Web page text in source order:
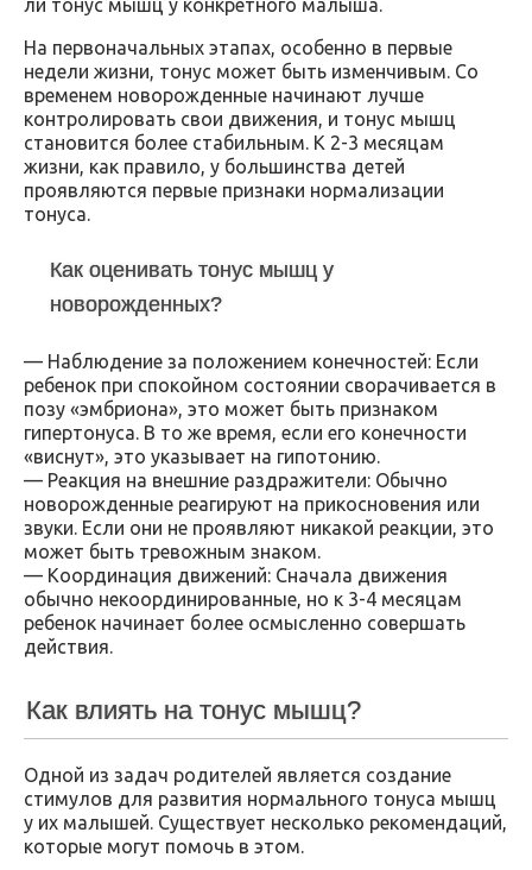
ли тонус мышц у конкретного малыша.
На первоначальных этапах, особенно в первые
недели жизни, тонус может быть изменчивым. Со
временем новорожденные начинают лучше
контролировать свои движения, и тонус мышц
становится более стабильным. К 2-3 месяцам
жизни, как правило, у большинства детей
проявляются первые признаки нормализации
тонуса.
Как оценивать тонус мышц у
новорожденных?
— Наблюдение за положением конечностей: Если
ребенок при спокойном состоянии сворачивается в
позу «эмбриона», это может быть признаком
гипертонуса. В то же время, если его конечности
«виснут», это указывает на гипотонию.
— Реакция на внешние раздражители: Обычно
новорожденные реагируют на прикосновения или
звуки. Если они не проявляют никакой реакции, это
может быть тревожным знаком.
— Координация движений: Сначала движения
обычно некоординированные, но к 3-4 месяцам
ребенок начинает более осмысленно совершать
действия.
Как влиять на тонус мышц?
Одной из задач родителей является создание
стимулов для развития нормального тонуса мышц
у их малышей. Существует несколько рекомендаций,
которые могут помочь в этом.